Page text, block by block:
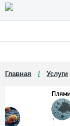
Главная Услуги